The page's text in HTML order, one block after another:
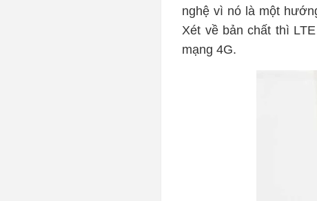
nghệ vì nó là một
Xét về bản chất thì
mạng 4G.